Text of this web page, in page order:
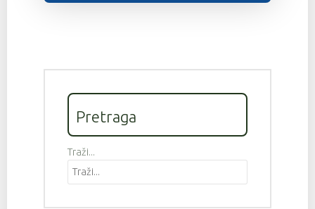
Pretraga
Traži...